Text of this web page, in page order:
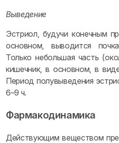
Выведение
Эстриол, будучи конечным
основном, выводится
Только небольшая часть
кишечник, в основном, в
Период полувыведения
6–9 ч.
Фармакодинамика
Действующим веществом